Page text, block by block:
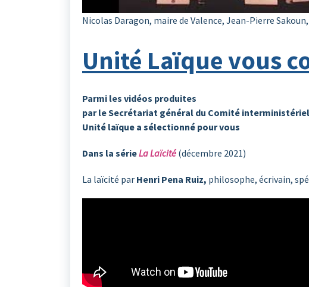
Nicolas Daragon, maire de Valence, Jean-Pierre
Unité Laïque vous
Parmi les vidéos produites
par le Secrétariat général du Comité
Unité laïque a sélectionné pour vous
Dans la sérieLa Laïcité (décembre 2021)
La laïcité par Henri Pena Ruiz, philosophe, écrivain,